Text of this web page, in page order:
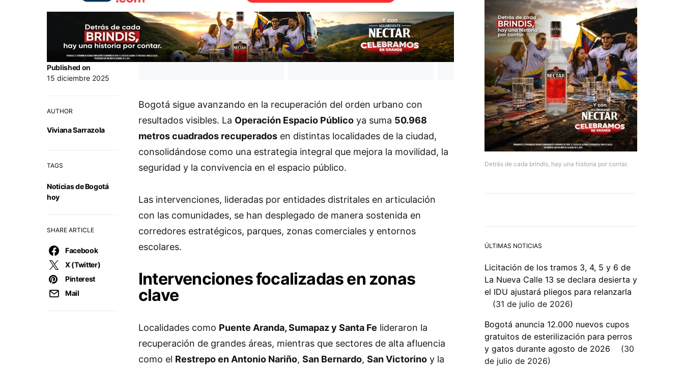
Published on
15 diciembre 2025
AUTHOR
Viviana Sarrazola
TAGS
Noticias de Bogotá
hoy
SHARE ARTICLE
Facebook
X (Twitter)
Pinterest
Mail
Bogotá sigue avanzando en la recuperación del orden urbano con
resultados visibles. La Operación Espacio Público ya suma 50.968
metros cuadrados recuperados en distintas localidades de la ciudad,
consolidándose como una estrategia integral que mejora la movilidad, la
seguridad y la convivencia en el espacio público.
Las intervenciones, lideradas por entidades distritales en articulación
con las comunidades, se han desplegado de manera sostenida en
corredores estratégicos, parques, zonas comerciales y entornos
escolares.
Intervenciones focalizadas en zonas
clave
Localidades como Puente Aranda, Sumapaz y Santa Fe lideraron la
recuperación de grandes áreas, mientras que sectores de alta afluencia
como el Restrepo en Antonio Nariño, San Bernardo, San Victorino y la
Detrás de cada brindis, hay una historia por contar.
ÚLTIMAS NOTICIAS
Licitación de los tramos 3, 4, 5 y 6 de
La Nueva Calle 13 se declara desierta y
el IDU ajustará pliegos para relanzarla
31 de julio de 2026
Bogotá anuncia 12.000 nuevos cupos
gratuitos de esterilización para perros
y gatos durante agosto de 2026
30
de julio de 2026